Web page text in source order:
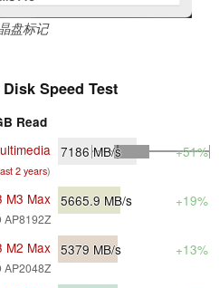
盘标记
Speed Test
Read
2 years)
7186 MB/s +51%
M3 Max
AP8192Z
5665.9 MB/s +19%
M2 Max
AP2048Z
5379 MB/s +13%